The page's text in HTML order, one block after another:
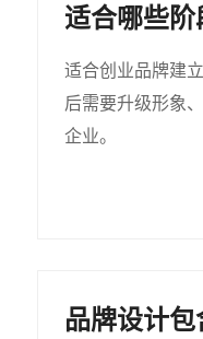
适合哪些阶
适合创业品牌建
后需要升级形象
企业。
品牌设计包